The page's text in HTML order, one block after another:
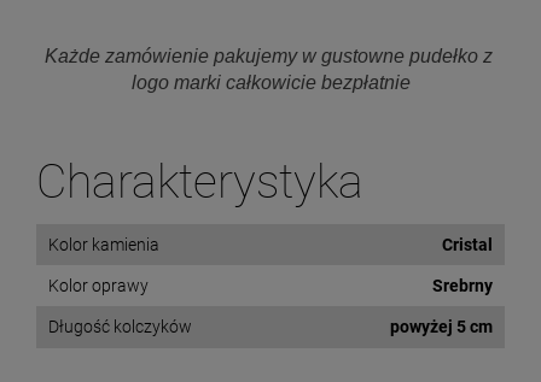
Każde zamówienie pakujemy w gustowne pudełko z
logo marki całkowicie bezpłatnie
Charakterystyka
Kolor kamienia Cristal
Kolor oprawy Srebrny
Długość kolczyków powyżej 5 cm